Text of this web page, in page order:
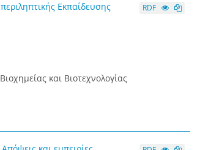
Εκπαίδευσης
και Βιοτεχνολογίας
RDF